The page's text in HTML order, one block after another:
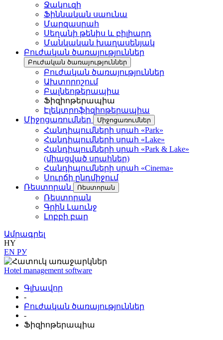
Ջակուզի
Ֆիննական սաունա
Մարզասրահ
Սեղանի թենիս և բիլիարդ
Մանկական խաղասենյակ
Բուժական ծառայություններ
Բուժական ծառայություններ
Բուժական ծառայություններ
Ախտորոշում
Բալնեոթերապիա
Ֆիզիոթերապիա
Էլեկտրոֆիզիոթերապիա
Միջոցառումներ
Միջոցառումներ
Հանդիպումների սրահ «Park»
Հանդիպումների սրահ «Lake»
Հանդիպումների սրահ «Park & Lake»
(միացված սրահներ)
Հանդիպումների սրահ «Cinema»
Սուրճի ընդմիջում
Ռեստորան
Ռեստորան
Ռեստորան
Գրին Լաունջ
Լոբբի բար
Ամրագրել
HY
EN РУ
Hotel management software
Գլխավոր
-
Բուժական ծառայություններ
-
Ֆիզիոթերապիա